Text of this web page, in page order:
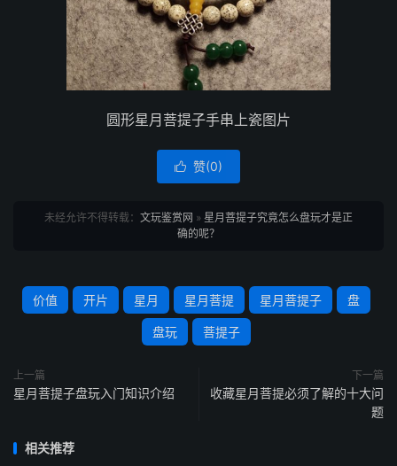
圆形星月菩提子手串上瓷图片
 赞(0)
未经允许不得转载： 文玩鉴赏网 » 星月菩提子究竟怎么盘玩才是正
确的呢？
价值 开片 星月 星月菩提 星月菩提子 盘
盘玩 菩提子
上一篇
星月菩提子盘玩入门知识介绍
下一篇
收藏星月菩提必须了解的十大问
题
相关推荐